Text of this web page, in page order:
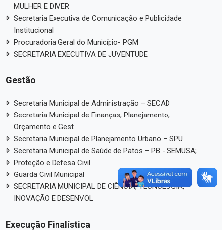
MULHER E DIVER
Secretaria Executiva de Comunicação e Publicidade
Institucional
Procuradoria Geral do Município- PGM
SECRETARIA EXECUTIVA DE JUVENTUDE
Gestão
Secretaria Municipal de Administração – SECAD
Secretaria Municipal de Finanças, Planejamento,
Orçamento e Gest
Secretaria Municipal de Planejamento Urbano – SPU
Secretaria Municipal de Saúde de Patos – PB - SEMUSA;
Proteção e Defesa Civil
Guarda Civil Municipal
SECRETARIA MUNICIPAL DE CIÊNCIA, TECNOLOGIA,
INOVAÇÃO E DESENVOL
Execução Finalística